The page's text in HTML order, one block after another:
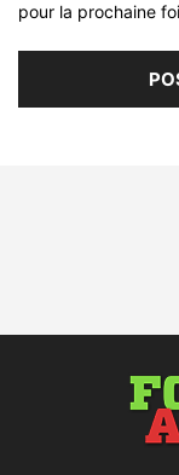
pour la prochaine